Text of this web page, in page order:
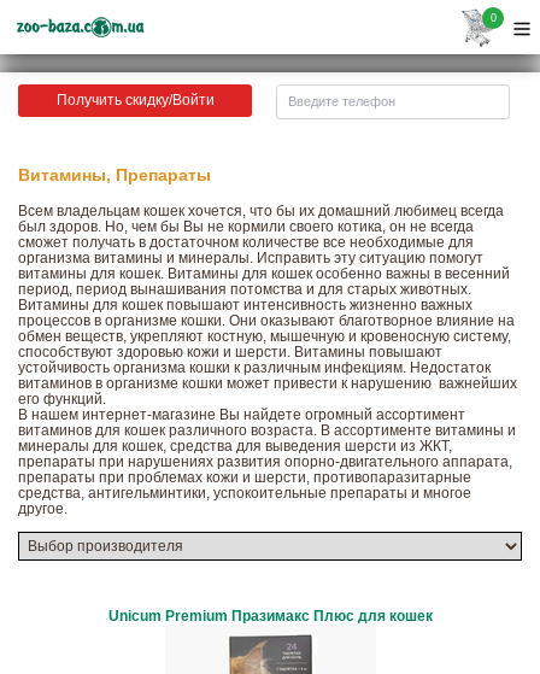
0
Получить скидку/Войти
Витамины, Препараты
Всем владельцам кошек хочется, что бы их домашний любимец всегда
был здоров. Но, чем бы Вы не кормили своего котика, он не всегда
сможет получать в достаточном количестве все необходимые для
организма витамины и минералы. Исправить эту ситуацию помогут
витамины для кошек. Витамины для кошек особенно важны в весенний
период, период вынашивания потомства и для старых животных.
Витамины для кошек повышают интенсивность жизненно важных
процессов в организме кошки. Они оказывают благотворное влияние на
обмен веществ, укрепляют костную, мышечную и кровеносную систему,
способствуют здоровью кожи и шерсти. Витамины повышают
устойчивость организма кошки к различным инфекциям. Недостаток
витаминов в организме кошки может привести к нарушению важнейших
его функций.
В нашем интернет-магазине Вы найдете огромный ассортимент
витаминов для кошек различного возраста. В ассортименте витамины и
минералы для кошек, средства для выведения шерсти из ЖКТ,
препараты при нарушениях развития опорно-двигательного аппарата,
препараты при проблемах кожи и шерсти, противопаразитарные
средства, антигельминтики, успокоительные препараты и многое
другое.
Unicum Premium Празимакс Плюс для кошек